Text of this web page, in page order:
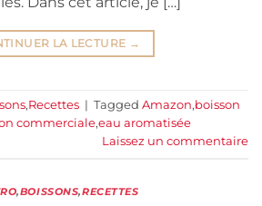
LA LECTURE →
,Recettes | Tagged Amazon,boisson
commerciale,eau aromatisée
Laissez un commentaire
,BOISSONS,RECETTES